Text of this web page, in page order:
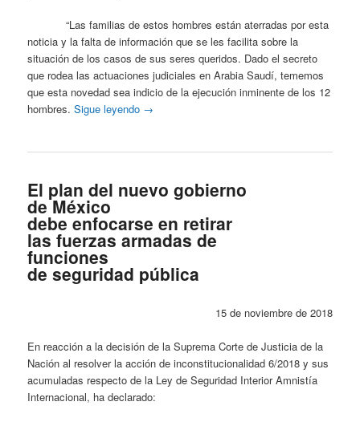
“Las familias de estos hombres están aterradas por esta
noticia y la falta de información que se les facilita sobre la
situación de los casos de sus seres queridos. Dado el secreto
que rodea las actuaciones judiciales en Arabia Saudí, tememos
que esta novedad sea indicio de la ejecución inminente de los 12
hombres.Sigue leyendo →
El plan del nuevo gobierno
de México
debe enfocarse en retirar
las fuerzas armadas de
funciones
de seguridad pública
15 de noviembre de 2018
En reacción a la decisión de la Suprema Corte de Justicia de la
Nación al resolver la acción de inconstitucionalidad 6/2018 y sus
acumuladas respecto de la Ley de Seguridad Interior Amnistía
Internacional, ha declarado: